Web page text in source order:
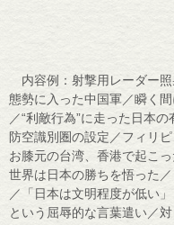
内容例：射撃用レーダー
態勢に入った中国軍／瞬く
／“利敵行為”に走った日本
防空識別圏の設定／フィリ
お膝元の台湾、香港で起こ
世界は日本の勝ちを悟った
／「日本は文明程度が低い
という屈辱的な言葉遣い／